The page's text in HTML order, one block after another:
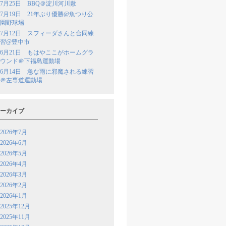
7月25日 BBQ＠淀川河川敷
7月19日 21年ぶり優勝@魚つり公
園野球場
7月12日 スフィーダさんと合同練
習@豊中市
6月21日 もはやここがホームグラ
ウンド＠下福島運動場
6月14日 急な雨に邪魔される練習
＠左専道運動場
カイブ
2026年7月
2026年6月
2026年5月
2026年4月
2026年3月
2026年2月
2026年1月
2025年12月
2025年11月